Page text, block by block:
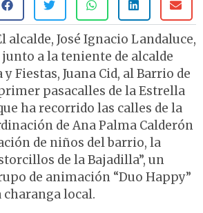
alcalde, José Ignacio Landaluce,
a la teniente de alcalde
y Fiestas, Juana Cid, al Barrio de
pasacalles de la Estrella
ha recorrido las calles de la
de Ana Palma Calderón
de niños del barrio, la
de la Bajadilla”, un
de animación “Duo Happy”
charanga local.